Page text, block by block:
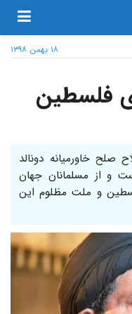
۱۸ بهمن ۱۳۹۸
فلسطین
صلح خاورمیانه دونالد
و از مسلمانان جهان
و ملت مظلوم این